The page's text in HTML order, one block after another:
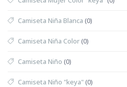
Camiseta Niña Blanca (0)
Camiseta Niña Color(0)
Camiseta Niño (0)
Camiseta Niño "keya"(0)